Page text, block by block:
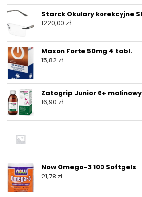
Starck Okulary korekcyjne
1220,00 zł
Maxon Forte 50mg 4 tabl.
15,82 zł
Zatogrip Junior 6+ malinowy
16,90 zł
Now Omega-3 100 Softgels
21,78 zł